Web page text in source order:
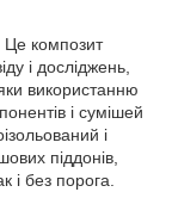
Це композит
і досліджень,
використанню
і сумішей
і
піддонів,
і без порога.